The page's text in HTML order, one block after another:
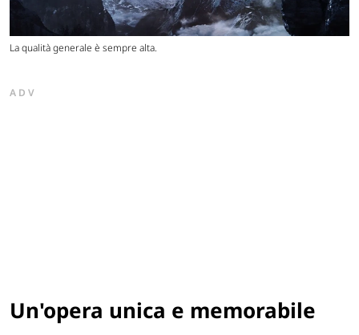
La qualità generale è sempre alta.
ADV
Un'opera unica e memorabile